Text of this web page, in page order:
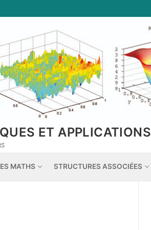
ET APPLICATIONS
MATHS STRUCTURES ASSOCIÉES